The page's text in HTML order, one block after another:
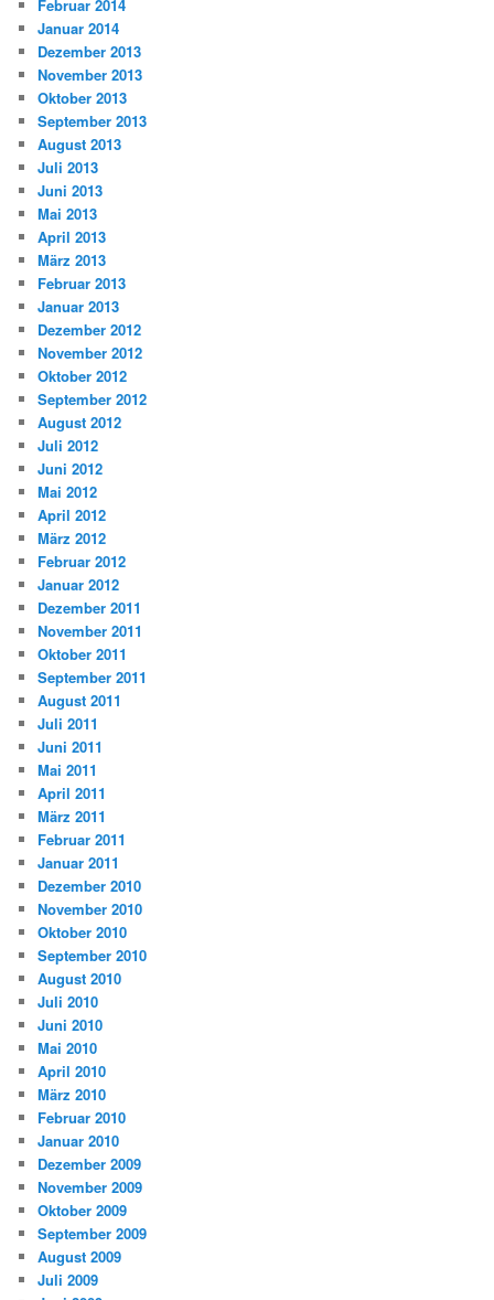
Februar 2014
Januar 2014
Dezember 2013
November 2013
Oktober 2013
September 2013
August 2013
Juli 2013
Juni 2013
Mai 2013
April 2013
März 2013
Februar 2013
Januar 2013
Dezember 2012
November 2012
Oktober 2012
September 2012
August 2012
Juli 2012
Juni 2012
Mai 2012
April 2012
März 2012
Februar 2012
Januar 2012
Dezember 2011
November 2011
Oktober 2011
September 2011
August 2011
Juli 2011
Juni 2011
Mai 2011
April 2011
März 2011
Februar 2011
Januar 2011
Dezember 2010
November 2010
Oktober 2010
September 2010
August 2010
Juli 2010
Juni 2010
Mai 2010
April 2010
März 2010
Februar 2010
Januar 2010
Dezember 2009
November 2009
Oktober 2009
September 2009
August 2009
Juli 2009